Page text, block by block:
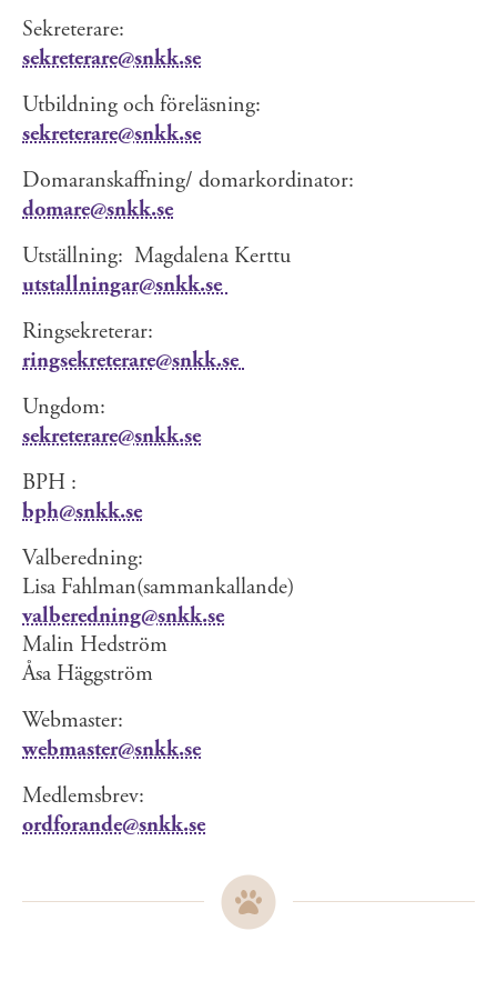
Sekreterare:
sekreterare@snkk.se
Utbildning och föreläsning:
sekreterare@snkk.se
Domaranskaffning/ domarkordinator:
domare@snkk.se
Utställning: Magdalena Kerttu
utstallningar@snkk.se
Ringsekreterar:
ringsekreterare@snkk.se
Ungdom:
sekreterare@snkk.se
BPH :
bph@snkk.se
Valberedning:
Lisa Fahlman(sammankallande)
valberedning@snkk.se
Malin Hedström
Åsa Häggström
Webmaster:
webmaster@snkk.se
Medlemsbrev:
ordforande@snkk.se